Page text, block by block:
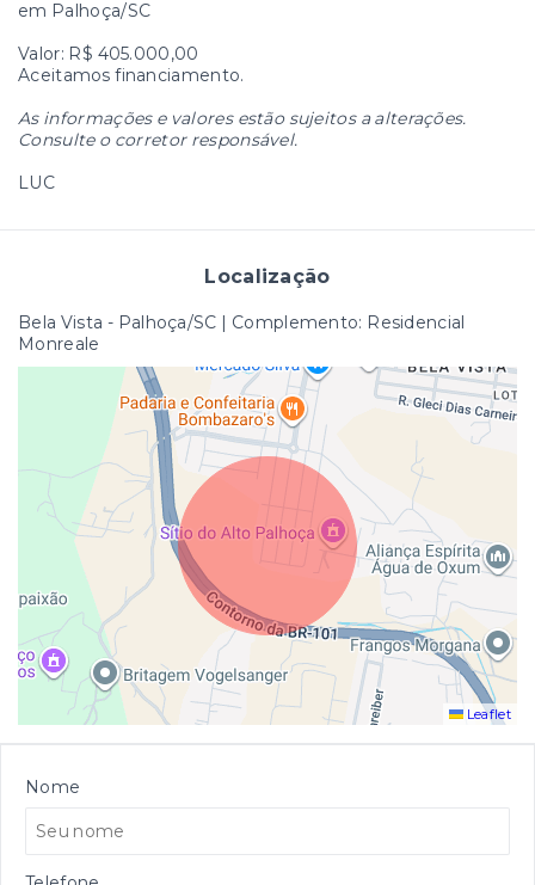
em Palhoça/SC
Valor: R$ 405.000,00
Aceitamos financiamento.
As informações e valores estão sujeitos a alterações.
Consulte o corretor responsável.
LUC
Localização
Bela Vista - Palhoça/SC | Complemento: Residencial
Monreale
Leaflet
Nome